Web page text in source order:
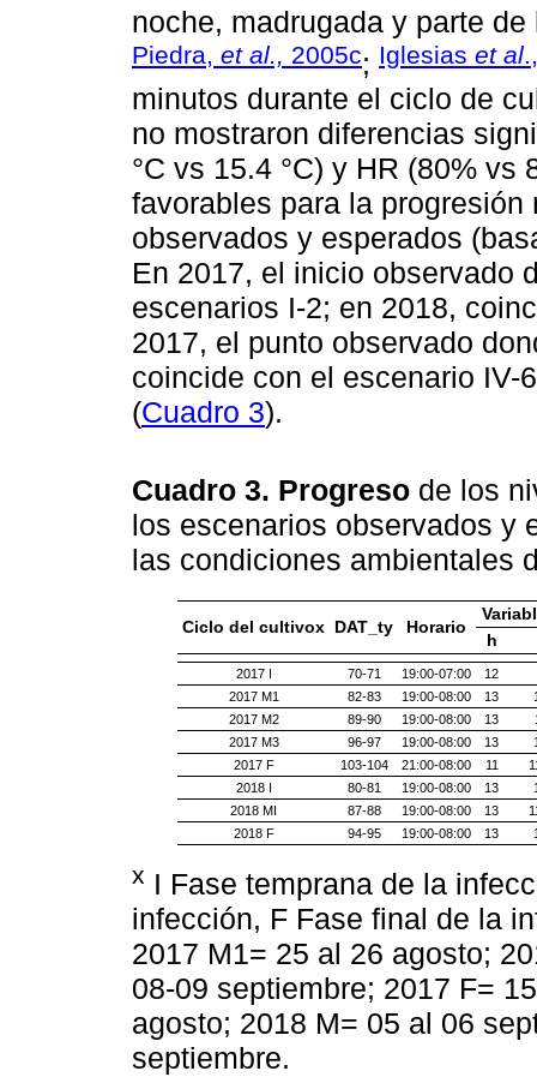
noche, madrugada y parte
Piedra, et al., 2005c; Iglesias et al
minutos durante el ciclo de
no mostraron diferencias
°C vs 15.4 °C) y HR (80%
favorables para la
observados y esperados
En 2017, el inicio observado
escenarios I-2; en 2018,
2017, el punto observado
coincide con el escenario IV-
(Cuadro 3).
Cuadro 3. Progreso de los
los escenarios observados y
las condiciones ambientales
Ciclo del cultivox DAT_ty Horario
h
2017 I 70-71 19:00-07:00
12
2017 M1
82-83 19:00-08:00 13
2017 M2
89-90 19:00-08:00 13
2017 M3
96-97 19:00-08:00 13
2017 F
103-104 21:00-08:00 11
2018 I
80-81 19:00-08:00 13
2018 MI
87-88 19:00-08:00 13
2018 F
94-95 19:00-08:00 13
x I Fase temprana de la
infección, F Fase final de la
2017 M1= 25 al 26 agosto;
08-09 septiembre; 2017 F=
agosto; 2018 M= 05 al 06
septiembre.